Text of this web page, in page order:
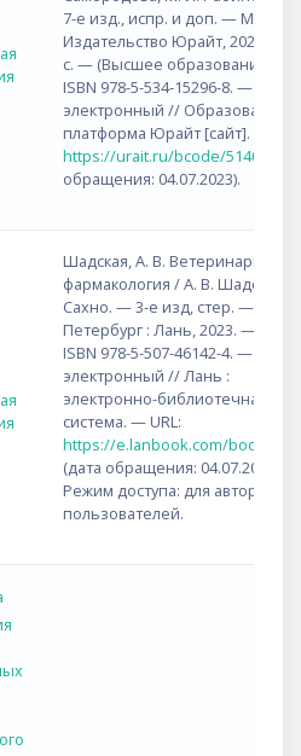
7-е изд., испр. и доп. — Москва :
Издательство Юрайт, 2023. —
с. — (Высшее образование). —
ISBN 978-5-534-15296-8. — Текст
электронный //
платформа Юрайт [сайт]. —
https://urait.ru/bcode/514009
обращения: 04.07.2023).
Шадская, А. В. Ветеринарная
фармакология / А. В. Шадская,
Сахно. — 3-е изд, стер. —
Петербург : Лань, 2023. — 224
ISBN 978-5-507-46142-4. — Текст
электронный // Лань :
электронно-библиотечная
система. — URL:
https://e.lanbook.com/book/
(дата обращения: 04.07.2023). —
Режим доступа: для авториз.
пользователей.